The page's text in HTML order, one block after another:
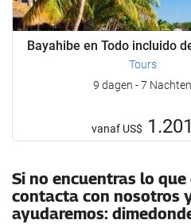
Bayahibe en Todo incluido
Tours
9 dagen - 7 Nachten
vanaf US$ 1.201
Si no encuentras lo
contacta con nosotros
ayudaremos: